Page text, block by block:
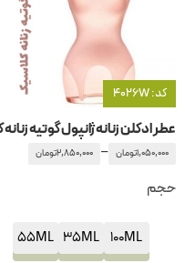
کد: 4026W
1,050,000تومان –
2,850,000تومان
حجم
100ML
35ML
55ML